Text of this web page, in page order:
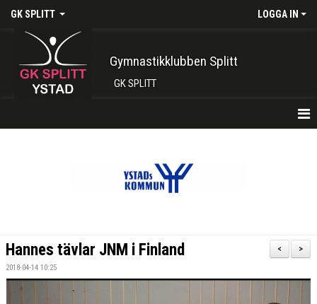
GK SPLITT LOGGA IN
Gymnastikklubben Splitt
GK SPLITT
INTRESSEANMÄLAN
>
<
Hannes tävlar JNM i Finland
2018-04-14 10:25